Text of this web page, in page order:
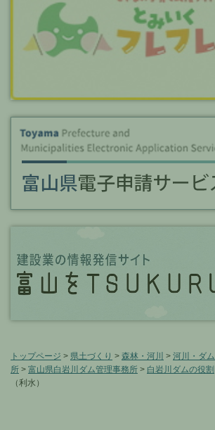
トップページ > 県土づくり > 森林・河川 > 河川・ダム
所 > 富山県白岩川ダム管理事務所 > 白岩川ダムの役割
（利水）